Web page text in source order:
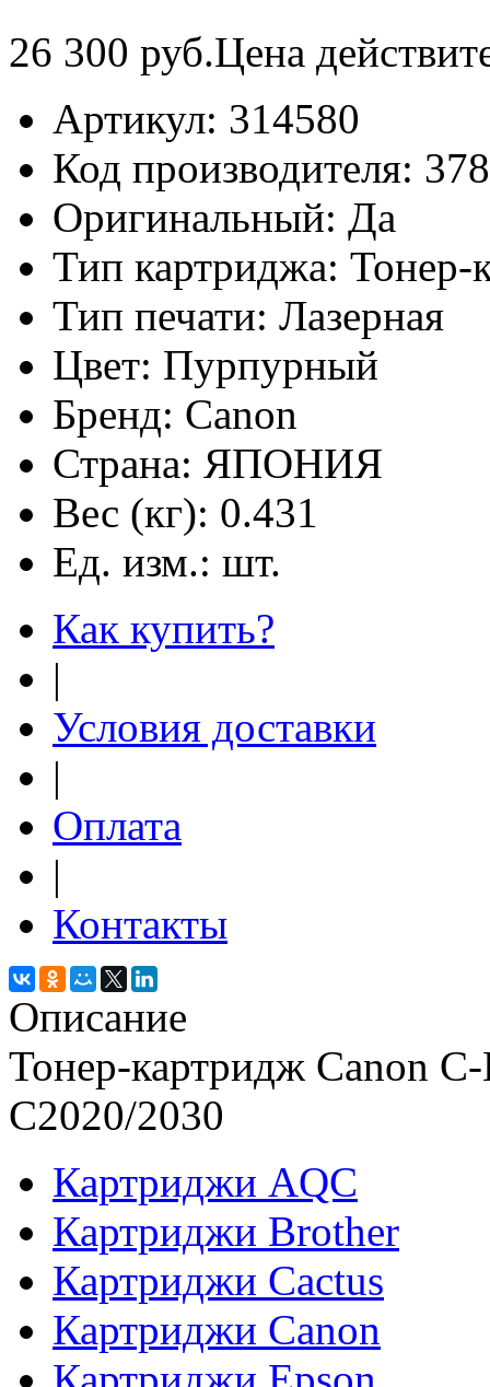
26 300 руб.Цена
Артикул: 314580
Код производителя:
Оригинальный: Да
Тип картриджа: Тонер-
Тип печати: Лазерная
Цвет: Пурпурный
Бренд: Canon
Страна: ЯПОНИЯ
Вес (кг): 0.431
Ед. изм.: шт.
Как купить?
|
Условия доставки
|
Оплата
|
Контакты
Описание
Тонер-картридж Canon
C2020/2030
Картриджи AQC
Картриджи Brother
Картриджи Cactus
Картриджи Canon